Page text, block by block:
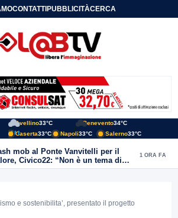
CONTATTIPUBBLICITÀCERCA
Avellino33°C Benevento34°C
Caserta33°C Napoli33°C Salerno33°C
mob al Ponte Vanvitelli per il
Civico22: “Non è un tema di
riguarda tutta Benevento”
1 ORA FA
e sostenibilita’, presentato il progetto